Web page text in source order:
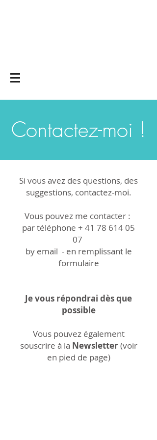
Contactez-moi !
Si vous avez des questions, des
suggestions, contactez-moi.
Vous pouvez me contacter :
par téléphone + 41 78 614 05
07
by email - en remplissant le
formulaire
Je vous répondrai dès que
possible
Vous pouvez également
souscrire à la Newsletter(voir
en pied de page)